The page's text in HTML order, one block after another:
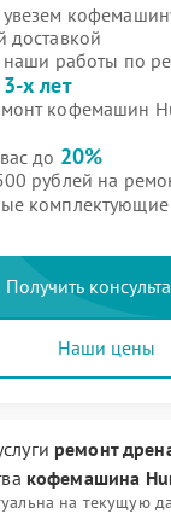
доставкой
наши работы по
х лет
кофемашин
до 20%
рублей на
Получить
Наши цены
ремонт
кофемашина
на текущую